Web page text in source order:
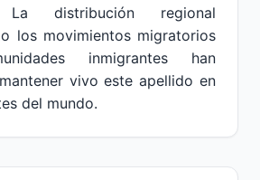
La distribución regional
los movimientos migratorios
inmigrantes han
vivo este apellido en
del mundo.